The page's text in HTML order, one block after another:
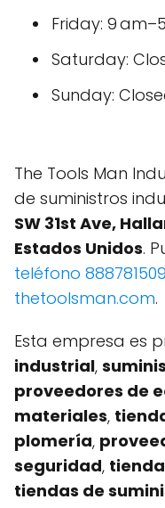
Friday: 9
Saturday:
Sunday:
The Tools Man
de suministros
SW 31st Ave,
Estados Unidos.
teléfono
thetoolsman.com.
Esta empresa es
industrial,
proveedores de
materiales,
plomería,
seguridad,
tiendas de